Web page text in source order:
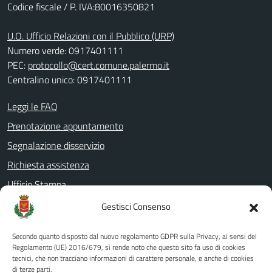
Gestisci Consenso
Secondo quanto disposto dal nuovo regolamento GDPR sulla Privacy, ai sensi del
Regolamento (UE) 2016/679, si rende noto che questo sito fa uso di cookies
tecnici, che non tracciano informazioni di carattere personale, e anche di cookies
di terze parti.
Codice fiscale / P. IVA:80016350821
U.O. Ufficio Relazioni con il Pubblico (URP)
Numero verde: 0917401111
PEC: protocollo@cert.comune.palermo.it
Centralino unico: 0917401111
Leggi le FAQ
Prenotazione appuntamento
Segnalazione disservizio
Richiesta assistenza
Ufficio Stampa
Amministrazione Trasparente
Albo pretorio
Informativa privacy
Note legali